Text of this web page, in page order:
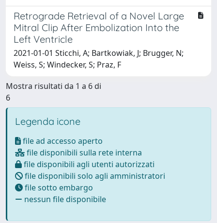
Retrograde Retrieval of a Novel Large
Mitral Clip After Embolization Into the
Left Ventricle
2021-01-01 Sticchi, A; Bartkowiak, J; Brugger, N;
Weiss, S; Windecker, S; Praz, F
Mostra risultati da 1 a 6 di
6
Legenda icone
file ad accesso aperto
file disponibili sulla rete interna
file disponibili agli utenti autorizzati
file disponibili solo agli amministratori
file sotto embargo
nessun file disponibile